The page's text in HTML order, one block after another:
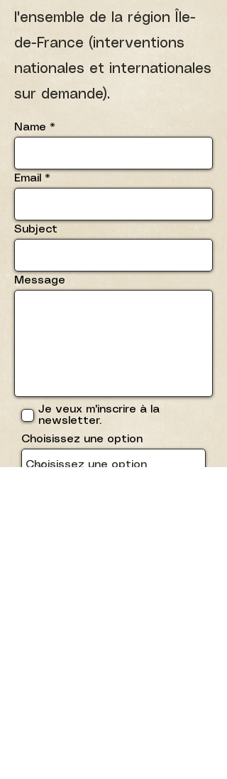
l'ensemble de la région Île-
de-France (interventions
nationales et internationales
sur demande).
Name
Email
Subject
Message
Je veux m'inscrire à la
newsletter.
Choisissez une option